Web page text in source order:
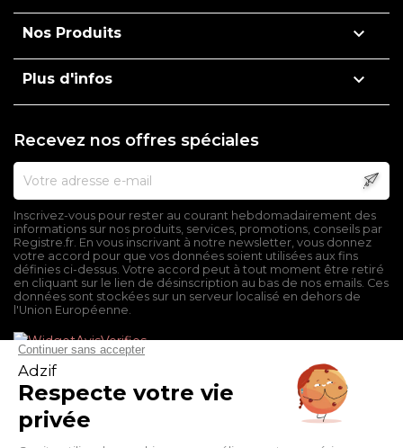
Nos Produits 
Plus d'infos 
Recevez nos offres spéciales
Inscrivez-vous pour rester au courant hebdomadairement des
informations sur nos produits, services, promotions, conseils par
Registre.fr. En vous inscrivant à notre newsletter, vous donnez
votre accord pour que vos données soient utilisées aux fins
définies ci-dessus. Votre accord peut à tout moment être retiré
en cliquant sur le lien de désinscription au bas de nos emails. Ces
données sont stockées sur un serveur localisé en dehors de
l'Union Européenne.